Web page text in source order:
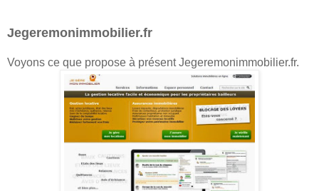
Jegeremonimmobilier.fr
Voyons ce que propose à présent Jegeremonimmobilier.fr.